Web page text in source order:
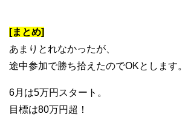
[まとめ]
あまりとれなかったが、
途中参加で勝ち拾えたのでOKとします。
6月は5万円スタート。
目標は80万円超！